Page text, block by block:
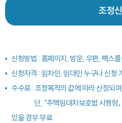
조정
신청방법 : 홈페이지, 방문, 우편, 팩스
신청자격 : 임차인, 임대인 누구나 신청
수수료 : 조정목적의 값에 따라 산정되
단, 「주택임대차보호법 시행령」
있을 경우 무료